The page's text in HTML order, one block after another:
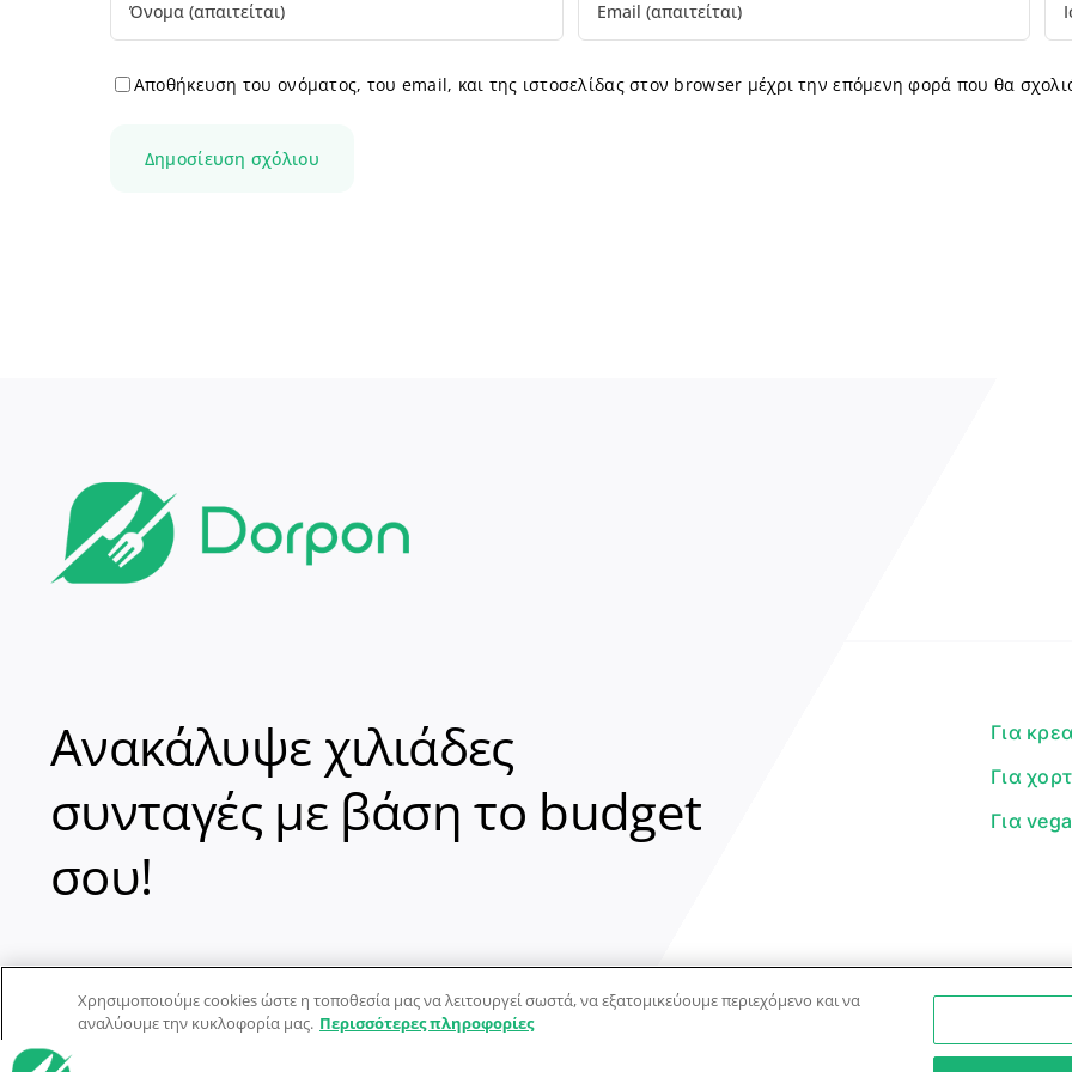
Αποθήκευση του ονόματος, του email, και της ιστοσελίδας στον browser μέχρι την επόμενη φορά που θα
Ανακάλυψε χιλιάδες
συνταγές με βάση το budget
σου!
Για
Για
Για
Χρησιμοποιούμε cookies ώστε η τοποθεσία μας να λειτουργεί σωστά, να εξατομικεύουμε περιεχόμενο και να
αναλύουμε την κυκλοφορία μας. Περισσότερες πληροφορίες